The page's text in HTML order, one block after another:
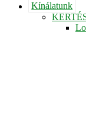
Kínálatunk